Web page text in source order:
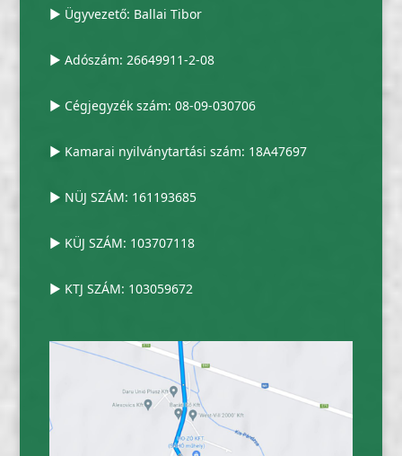
▶ Ügyvezető: Ballai Tibor
▶ Adószám: 26649911-2-08
▶ Cégjegyzék szám: 08-09-030706
▶ Kamarai nyilványtartási szám: 18A47697
▶ NÜJ SZÁM: 161193685
▶ KÜJ SZÁM: 103707118
▶ KTJ SZÁM: 103059672